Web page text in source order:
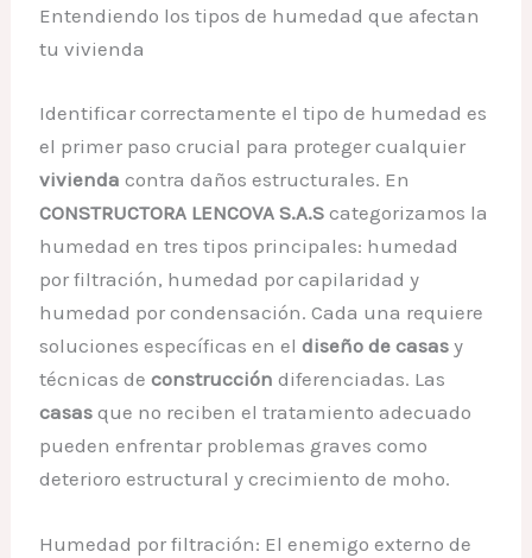
Entendiendo los tipos de humedad que afectan
tu vivienda
Identificar correctamente el tipo de humedad es
el primer paso crucial para proteger cualquier
vivienda contra daños estructurales. En
CONSTRUCTORA LENCOVA S.A.S categorizamos la
humedad en tres tipos principales: humedad
por filtración, humedad por capilaridad y
humedad por condensación. Cada una requiere
soluciones específicas en eldiseño de casas y
técnicas deconstrucción diferenciadas. Las
casas que no reciben el tratamiento adecuado
pueden enfrentar problemas graves como
deterioro estructural y crecimiento de moho.
Humedad por filtración: El enemigo externo de